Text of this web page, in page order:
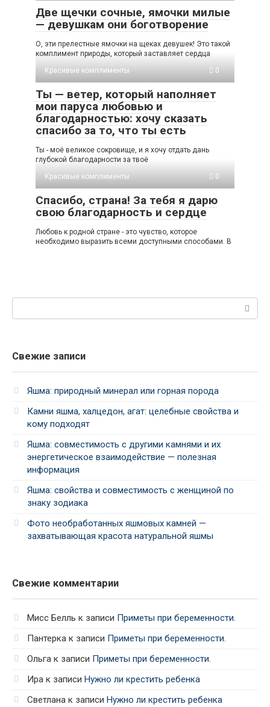
Две щечки сочные, ямочки милые
— девушкам они боготворение
О, эти прелестные ямочки на щеках девушек! Это такой
комплимент природы, который заставляет сердца
Красивые комплименты
0
Ты — ветер, который наполняет
мои паруса любовью и
благодарностью: хочу сказать
спасибо за то, что ты есть
Ты - моё великое сокровище, и я хочу отдать дань
глубокой благодарности за твоё
Красивые комплименты
0
Спасибо, страна! За тебя я дарю
свою благодарность и сердце
Любовь к родной стране - это чувство, которое
необходимо выразить всеми доступными способами. В
Свежие записи
Яшма: природный минерал или горная порода
Камни яшма, халцедон, агат: целебные свойства и
кому подходят
Яшма: совместимость с другими камнями и их
энергетическое взаимодействие — полезная
информация
Яшма: свойства и совместимость с женщиной по
знаку зодиака
Фото необработанных яшмовых камней —
захватывающая красота натуральной яшмы
Свежие комментарии
Мисс Белль к записи Приметы при беременности.
Пантерка к записи Приметы при беременности.
Ольга к записи Приметы при беременности.
Ира к записи Нужно ли крестить ребенка
Светлана к записи Нужно ли крестить ребенка